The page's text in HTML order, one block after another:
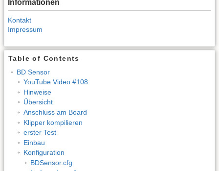
Informationen
Kontakt
Impressum
Table of Contents
BD Sensor
YouTube Video #108
Hinweise
Übersicht
Anschluss am Board
Klipper kompilieren
erster Test
Einbau
Konfiguration
BDSensor.cfg